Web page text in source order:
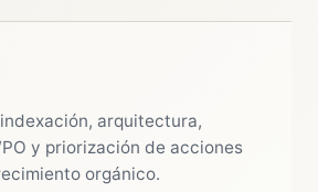
arquitectura,
y priorización de acciones
orgánico.